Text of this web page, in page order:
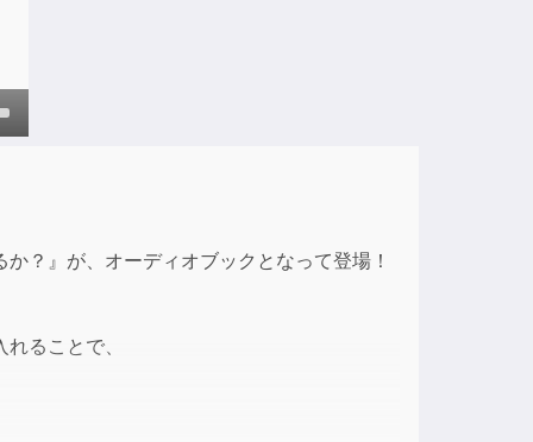
？』が、オーディオブックとなって登場！
ることで、